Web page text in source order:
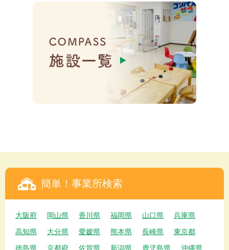
簡単！事業所検索
大阪府 岡山県 香川県 福岡県 山口県
兵庫県
高知県
大分県 愛媛県 熊本県 長崎県
東京都
徳島県
京都府 佐賀県 新潟県 鹿児島県 沖縄県